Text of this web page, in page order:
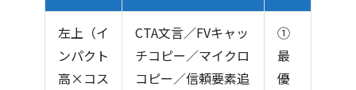
左上（イ
ンパクト
高×コス
CTA文言／FVキャッ
チコピー／マイクロ
コピー／信頼要素追
①
最
優